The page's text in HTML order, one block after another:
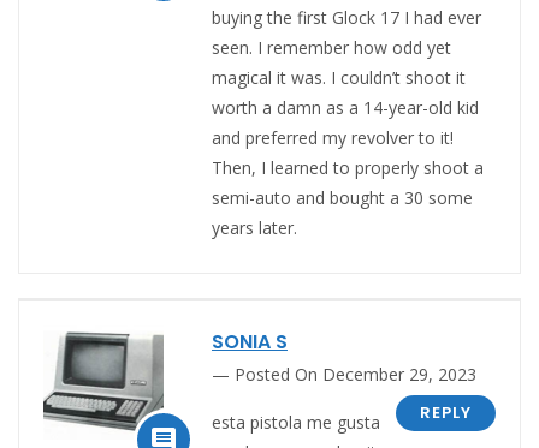
buying the first Glock 17 I had ever
seen. I remember how odd yet
magical it was. I couldn’t shoot it
worth a damn as a 14-year-old kid
and preferred my revolver to it!
Then, I learned to properly shoot a
semi-auto and bought a 30 some
years later.

SONIA S
Posted On December 29, 2023
REPLY
esta pistola me gusta